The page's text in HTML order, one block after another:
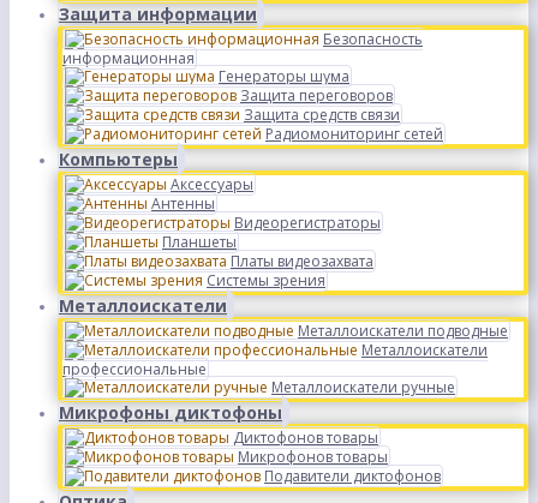
Защита информации
Безопасность
информационная
Генераторы шума
Защита переговоров
Защита средств связи
Радиомониторинг сетей
Компьютеры
Аксессуары
Антенны
Видеорегистраторы
Планшеты
Платы видеозахвата
Системы зрения
Металлоискатели
Металлоискатели подводные
Металлоискатели
профессиональные
Металлоискатели ручные
Микрофоны диктофоны
Диктофонов товары
Микрофонов товары
Подавители диктофонов